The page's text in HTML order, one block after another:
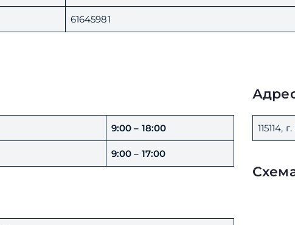
61645981
9:00 – 18:00
9:00 – 17:00